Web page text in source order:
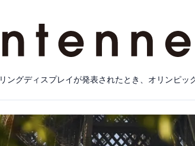
リングディスプレイが発表されたとき、オリンピッ